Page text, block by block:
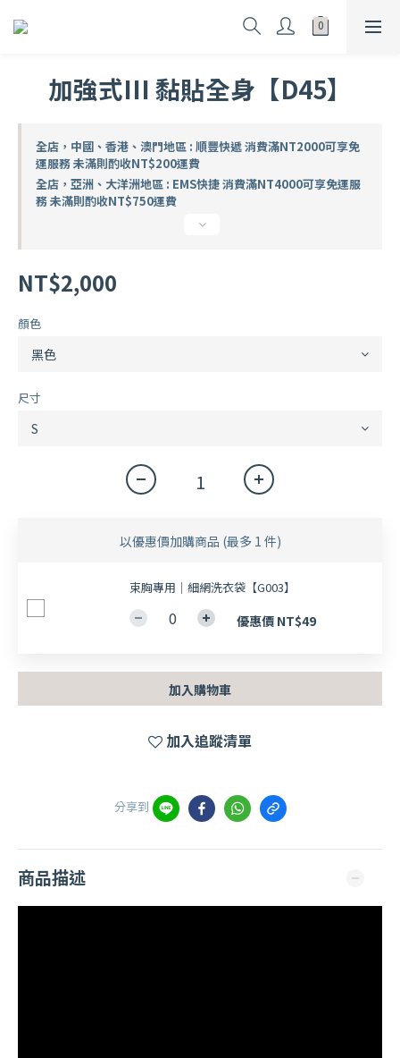
加強式III 黏貼全身【D45】
全店，中國、香港、澳門地區 : 順豐快遞 消費滿NT2000可享免
運服務 未滿則酌收NT$200運費
全店，亞洲、大洋洲地區 : EMS快捷 消費滿NT4000可享免運服
務 未滿則酌收NT$750運費
NT$2,000
顏色
尺寸
以優惠價加購商品 (最多 1 件)
束胸專用｜細網洗衣袋【G003】
優惠價 NT$49
加入購物車
加入追蹤清單
分享到
商品描述